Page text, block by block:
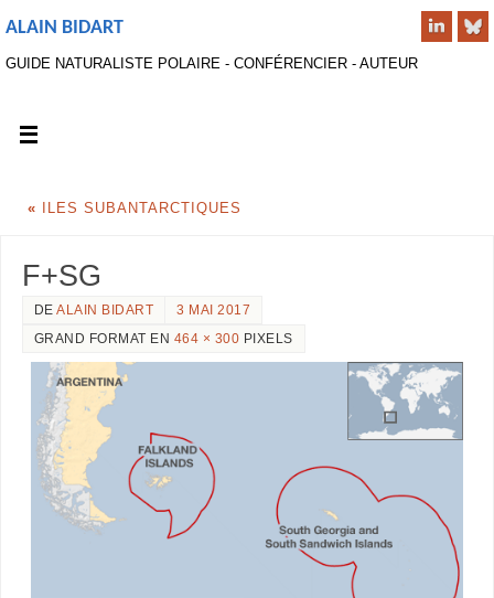
ALAIN BIDART
GUIDE NATURALISTE POLAIRE - CONFÉRENCIER - AUTEUR
« ILES SUBANTARCTIQUES
F+SG
DEALAIN BIDART
3 MAI 2017
GRAND FORMAT EN 464 × 300 PIXELS